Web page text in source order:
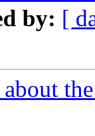
by: [